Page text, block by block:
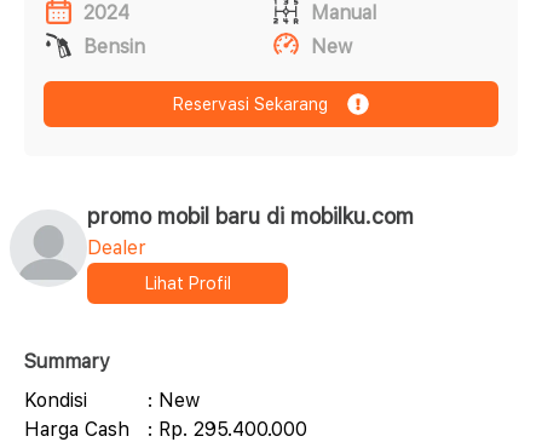
2024
Manual
Bensin
New
Reservasi Sekarang
promo mobil baru di mobilku.com
Dealer
Lihat Profil
Summary
Kondisi
: New
Harga Cash
: Rp. 295.400.000